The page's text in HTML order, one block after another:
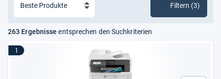
Filtern (3)
263 Ergebnisse entsprechen den Suchkriterien
1